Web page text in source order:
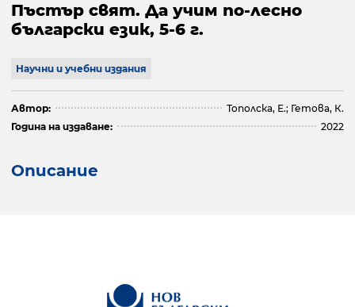
Пъстър свят. Да учим по-лесно
български език, 5-6 г.
Научни и учебни издания
Автор:
Тополска, Е.; Гетова, К.
Година на издаване:
2022
Описание